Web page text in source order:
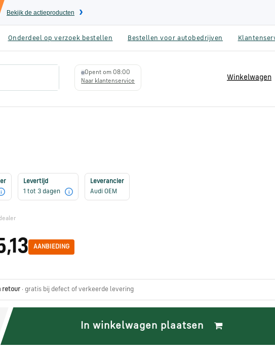
Bekijk de actieproducten
Onderdeel op verzoek bestellen Bestellen voor autobedrijven
Opent om 08:00
Naar klantenservice
Winkelwagen
i
Levertijd
1 tot 3 dagen
i
Leverancier
Audi OEM
AANBIEDING
retour · gratis bij defect of verkeerde levering
In winkelwagen plaatsen